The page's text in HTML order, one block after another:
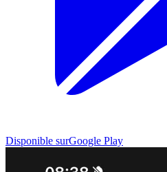
Disponible surGoogle Play